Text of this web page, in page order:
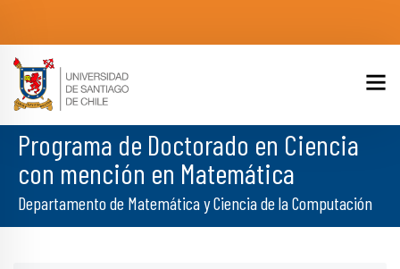
Programa de Doctorado en Ciencia
con mención en Matemática
Departamento de Matemática y Ciencia de la Computación